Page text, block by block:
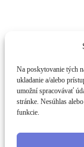
Na poskytovanie tých
ukladanie a/alebo
umožní spracovávať
stránke. Nesúhlas
funkcie.